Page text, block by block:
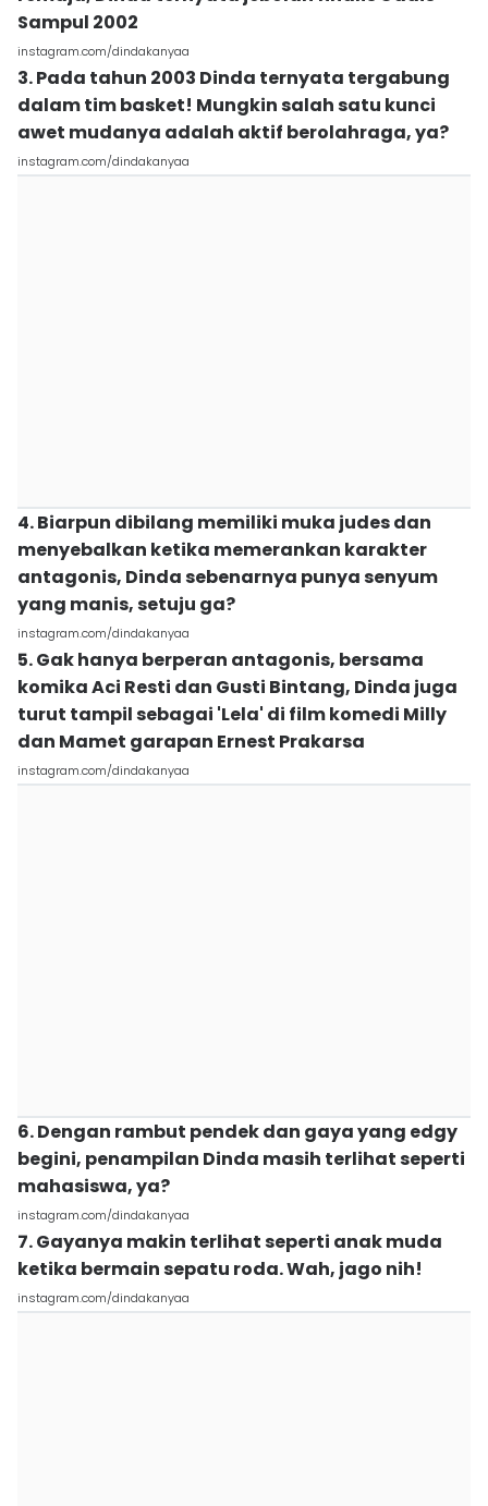
Sampul 2002
instagram.com/dindakanyaa
3. Pada tahun 2003 Dinda ternyata tergabung
dalam tim basket! Mungkin salah satu kunci
awet mudanya adalah aktif berolahraga, ya?
instagram.com/dindakanyaa
4. Biarpun dibilang memiliki muka judes dan
menyebalkan ketika memerankan karakter
antagonis, Dinda sebenarnya punya senyum
yang manis, setuju ga?
instagram.com/dindakanyaa
5. Gak hanya berperan antagonis, bersama
komika Aci Resti dan Gusti Bintang, Dinda juga
turut tampil sebagai 'Lela' di film komedi Milly
dan Mamet garapan Ernest Prakarsa
instagram.com/dindakanyaa
6. Dengan rambut pendek dan gaya yang edgy
begini, penampilan Dinda masih terlihat seperti
mahasiswa, ya?
instagram.com/dindakanyaa
7. Gayanya makin terlihat seperti anak muda
ketika bermain sepatu roda. Wah, jago nih!
instagram.com/dindakanyaa